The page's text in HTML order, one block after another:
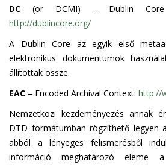
DC (or DCMI) – Dublin Core
http://dublincore.org/
A Dublin Core az egyik első
elektronikus dokumentumok
állítottak össze.
EAC – Encoded Archival Context: http://
Nemzetközi kezdeményezés annak
DTD formátumban rögzíthető legyen
abból a lényeges felismerésből
információ meghatározó eleme